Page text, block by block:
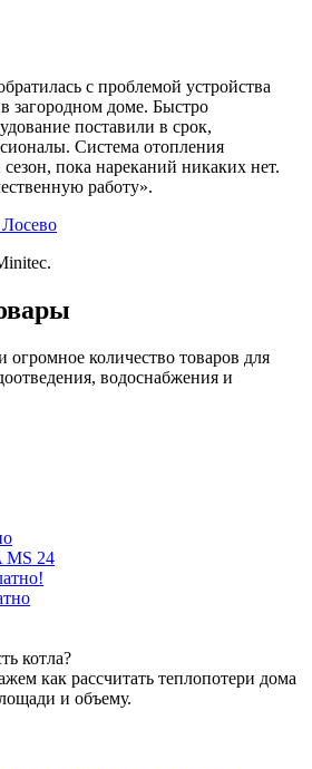
с проблемой устройства
загородном доме. Быстро
поставили в срок,
Система отопления
пока нареканий никаких нет.
работу».
количество товаров для
водоснабжения и
MS 24
котла?
как рассчитать теплопотери дома
и объему.